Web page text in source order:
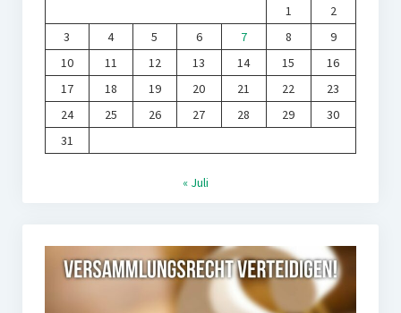
1
2
3
4 5 6 7 8
9
10
11 12 13 14 15
16
17
18 19 20 21 22
23
24
25 26 27 28 29
30
31
« Juli